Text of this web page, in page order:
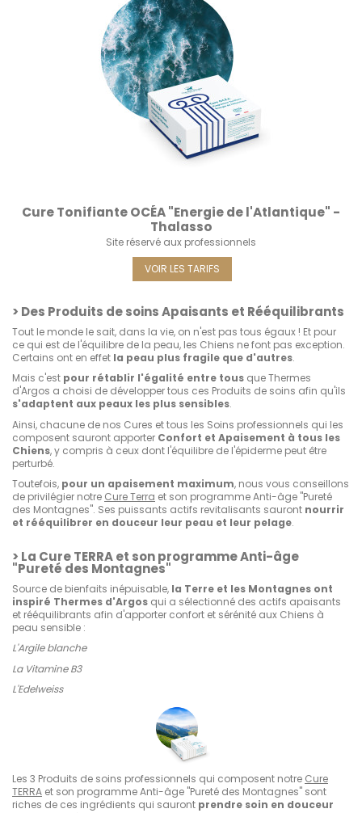
Cure Tonifiante OCÉA "Energie de l'Atlantique" -
Thalasso
Site réservé aux professionnels
VOIR LES TARIFS
> Des Produits de soins Apaisants et Rééquilibrants
Tout le monde le sait, dans la vie, on n'est pas tous égaux ! Et pour
ce qui est de l'équilibre de la peau, les Chiens ne font pas exception.
Certains ont en effet la peau plus fragile que d'autres.
Mais c'est pour rétablir l'égalité entre tous que Thermes
d'Argos a choisi de développer tous ces Produits de soins afin qu'ils
s'adaptent aux peaux les plus sensibles.
Ainsi, chacune de nos Cures et tous les Soins professionnels qui les
composent sauront apporter Confort et Apaisement à tous les
Chiens, y compris à ceux dont l'équilibre de l'épiderme peut être
perturbé.
Toutefois, pour un apaisement maximum, nous vous conseillons
de privilégier notre Cure Terra et son programme Anti-âge "Pureté
des Montagnes". Ses puissants actifs revitalisants sauront nourrir
et rééquilibrer en douceur leur peau et leur pelage.
> La Cure TERRA et son programme Anti-âge
"Pureté des Montagnes"
Source de bienfaits inépuisable, la Terre et les Montagnes ont
inspiré Thermes d'Argos qui a sélectionné des actifs apaisants
et rééquilibrants afin d'apporter confort et sérénité aux Chiens à
peau sensible :
L'Argile blanche
La Vitamine B3
L'Edelweiss
Les 3 Produits de soins professionnels qui composent notre Cure
TERRA et son programme Anti-âge "Pureté des Montagnes" sont
riches de ces ingrédients qui sauront prendre soin en douceur